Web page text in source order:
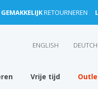
GEMAKKELIJKRETOURNEREN
ENGLISH DEUTCH
Vrije tijd